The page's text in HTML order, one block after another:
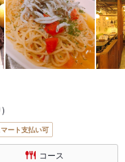
ート支払い可
コース